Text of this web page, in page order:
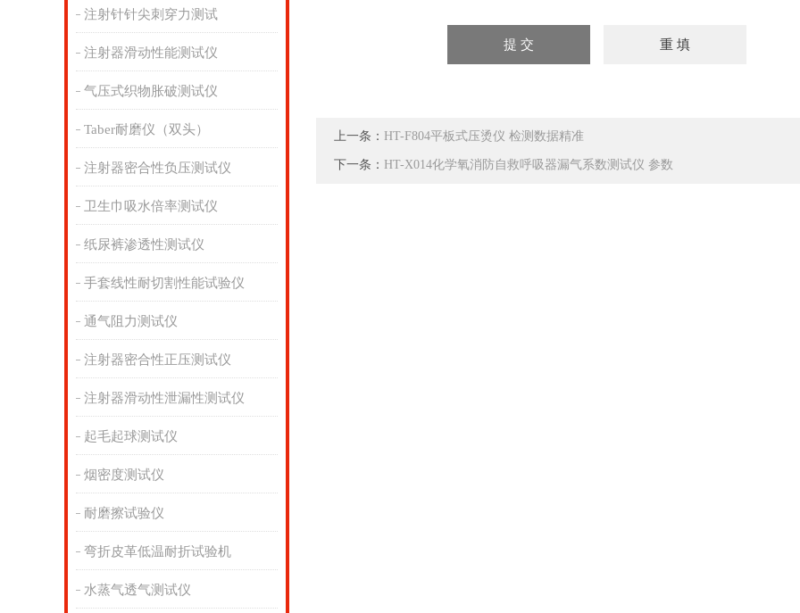
注射针针尖刺穿力测试
注射器滑动性能测试仪
气压式织物胀破测试仪
Taber耐磨仪（双头）
注射器密合性负压测试仪
卫生巾吸水倍率测试仪
纸尿裤渗透性测试仪
手套线性耐切割性能试验仪
通气阻力测试仪
注射器密合性正压测试仪
注射器滑动性泄漏性测试仪
起毛起球测试仪
烟密度测试仪
耐磨擦试验仪
弯折皮革低温耐折试验机
水蒸气透气测试仪
上一条： HT-F804平板式压烫仪 检测数据精准
下一条： HT-X014化学氧消防自救呼吸器漏气系数测试仪 参数